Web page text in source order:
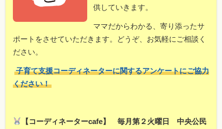
供していきます。
ママだからわかる、寄り添ったサ
ポートをさせていただきます。どうぞ、お気軽にご相談く
ださい。
子育て支援コーディネーターに関するアンケートにご協力
ください！
【コーディネーターcafe】 毎月第２火曜日 中央公民